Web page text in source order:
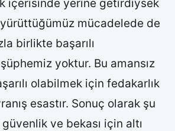
içerisinde yerine getirdiysek
mücadelede de
birlikte başarılı
yoktur. Bu amansız
olabilmek için fedakarlık
esastır. Sonuç olarak şu
ve bekası için altı